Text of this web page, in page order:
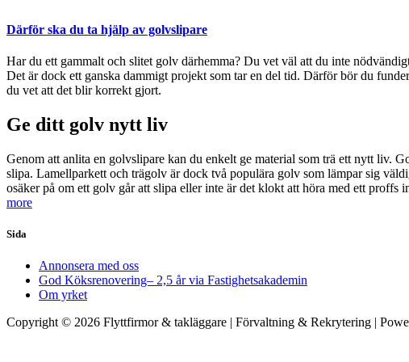
Därför ska du ta hjälp av golvslipare
Har du ett gammalt och slitet golv därhemma? Du vet väl att du inte
Det är dock ett ganska dammigt projekt som tar en del tid. Därför bör du
du vet att det blir korrekt gjort.
Ge ditt golv nytt liv
Genom att anlita en golvslipare kan du enkelt ge material som trä ett nytt liv.
slipa. Lamellparkett och trägolv är dock två populära golv som lämpar sig
osäker på om ett golv går att slipa eller inte är det klokt att höra med ett
more
Sida
Annonsera med oss
God Köksrenovering– 2,5 år via Fastighetsakademin
Om yrket
Copyright © 2026 Flyttfirmor & takläggare | Förvaltning & Rekrytering |